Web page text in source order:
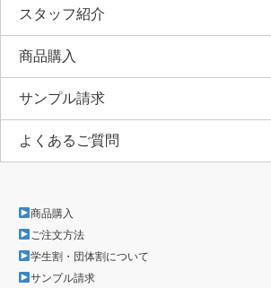
スタッフ紹介
商品購入
サンプル請求
よくあるご質問
商品購入
ご注文方法
学生割・団体割について
サンプル請求